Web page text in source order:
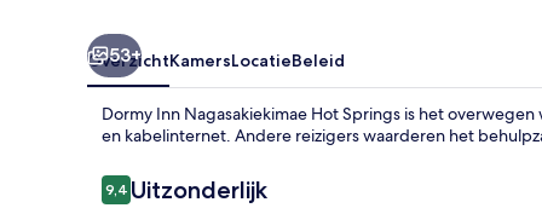
53+
OverzichtKamersLocatieBeleid
Dormy Inn Nagasakiekimae Hot Springs is het
en kabelinternet. Andere reizigers waarderen het
Beoordelingen
9,49,4 op 10 –
Uitzonderlijk